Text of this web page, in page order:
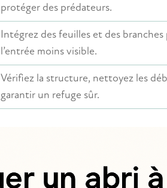
protéger des prédateurs.
Intégrez des feuilles et des
l’entrée moins visible.
Vérifiez la structure, nettoyez les
garantir un refuge sûr.